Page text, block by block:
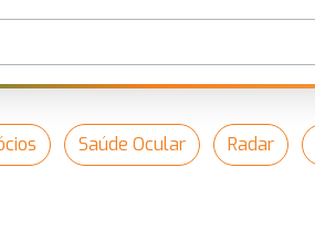
Saúde Ocular Radar